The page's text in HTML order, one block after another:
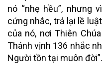
nó “nhẹ hều”, nhưng
cứng nhắc, trả lại lề
của nó, nơi Thiên
Thánh vịnh 136 nhắc
Người tồn tại muôn đời”.